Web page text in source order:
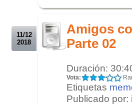
11/12
2018
Amigos
Parte 02
Duración:
Vota:
Etiquetas
Publicado por: